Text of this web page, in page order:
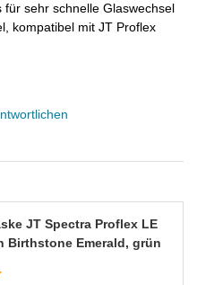
sehr schnelle Glaswechsel
kompatibel mit JT Proflex
JT Spectra Proflex LE
Birthstone Emerald, grün